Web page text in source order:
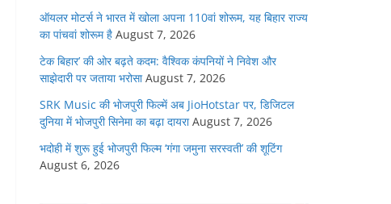
ऑयलर मोटर्स ने भारत में खोला अपना 110वां शोरूम, यह बिहार राज्य
का पांचवां शोरूम है August 7, 2026
टेक बिहार’ की ओर बढ़ते कदम: वैश्विक कंपनियों ने निवेश और
साझेदारी पर जताया भरोसा August 7, 2026
SRK Music की भोजपुरी फिल्में अब JioHotstar पर, डिजिटल
दुनिया में भोजपुरी सिनेमा का बढ़ा दायरा August 7, 2026
भदोही में शुरू हुई भोजपुरी फिल्म ‘गंगा जमुना सरस्वती’ की शूटिंग
August 6, 2026